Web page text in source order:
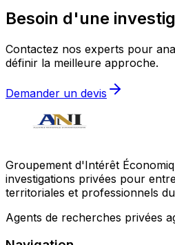
Besoin d'une
Contactez nos experts pour
définir la meilleure approche.
Demander un devis
Groupement d'Intérêt
investigations privées pour
territoriales et professionnels
Agents de recherches privées